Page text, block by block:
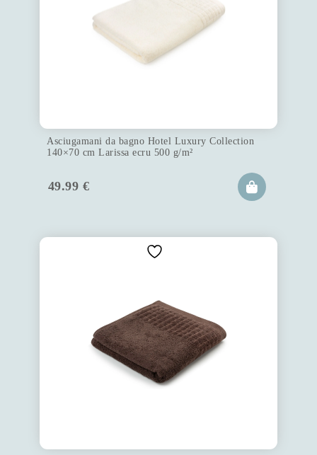
Asciugamani da bagno Hotel Luxury Collection
140×70 cm Larissa ecru 500 g/m²
49.99 €